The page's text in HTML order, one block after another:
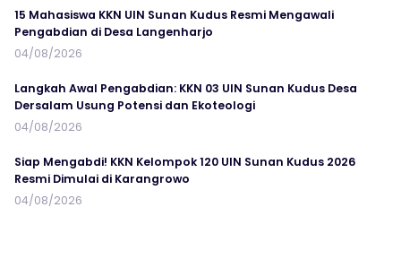
15 Mahasiswa KKN UIN Sunan Kudus Resmi Mengawali
Pengabdian di Desa Langenharjo
04/08/2026
Langkah Awal Pengabdian: KKN 03 UIN Sunan Kudus Desa
Dersalam Usung Potensi dan Ekoteologi
04/08/2026
Siap Mengabdi! KKN Kelompok 120 UIN Sunan Kudus 2026
Resmi Dimulai di Karangrowo
04/08/2026